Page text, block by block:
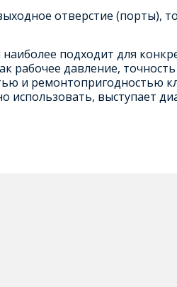
отверстие (порты),
подходит для
рабочее давление,
и ремонтопригодностью
выступает